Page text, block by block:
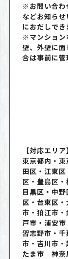
※お問い合わ
などお知ら
におだしで
※マンション
壁、外壁に
合は事前に管
【対応エリア】
東京都内・
田区・江東
区・豊島区
目黒区・中
区・台東区
市・狛江市
戸市・浦安市
習志野市・
市・吉川市
たま市 神奈